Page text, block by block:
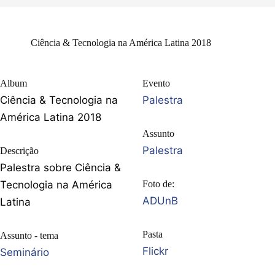
Ciência & Tecnologia na América Latina 2018
Album
Ciência & Tecnologia na
América Latina 2018
Descrição
Palestra sobre Ciência &
Tecnologia na América
Latina
Assunto - tema
Seminário
Evento
Palestra
Assunto
Palestra
Foto de:
ADUnB
Pasta
Flickr